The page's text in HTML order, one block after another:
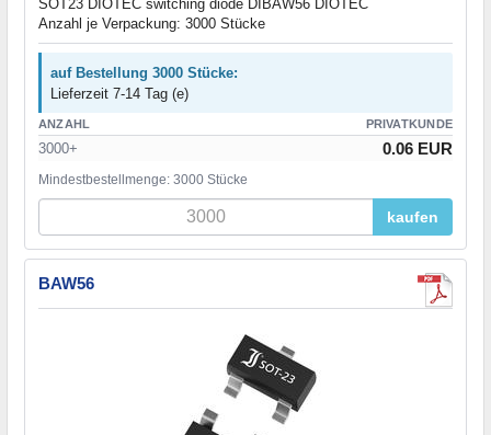
SOT23 DIOTEC switching diode DIBAW56 DIOTEC
Anzahl je Verpackung: 3000 Stücke
auf Bestellung 3000 Stücke:
Lieferzeit 7-14 Tag (e)
ANZAHL PRIVATKUNDE
3000+ 0.06 EUR
Mindestbestellmenge: 3000 Stücke
kaufen
BAW56